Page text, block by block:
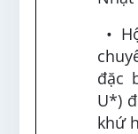
•
đặc
U*)
khứ